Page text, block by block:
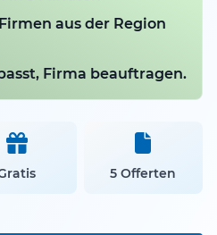
aus der Region
Firma beauftragen.
5 Offerten